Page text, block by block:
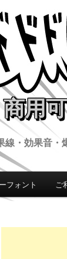
用
線・効果音
移動
フォント ご